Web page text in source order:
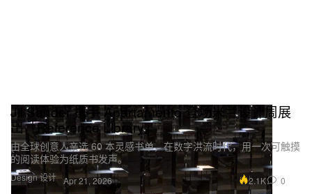
Design 设计
Jil Sander 携手 Apartamento 登场米兰设计周展
出「Reference Library」
由全球创意人亲选 60 本灵感书单，在数字洪流时代，用一次可触摸
的阅读体验为纸质书发声。
Apr 21, 2026 2.1K 0